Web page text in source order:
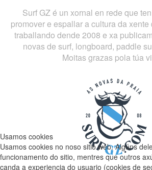
Surf GZ é un xornal en rede que
promover e espallar a cultura da
traballando dende 2008 e xa
novas de surf, longboard, paddle
Moitas grazas pola túa
Usamos cookies
Usamos cookies no noso sitio web. Algúns
funcionamento do sitio, mentres que outros
canda a experiencia do usuario (cookies de